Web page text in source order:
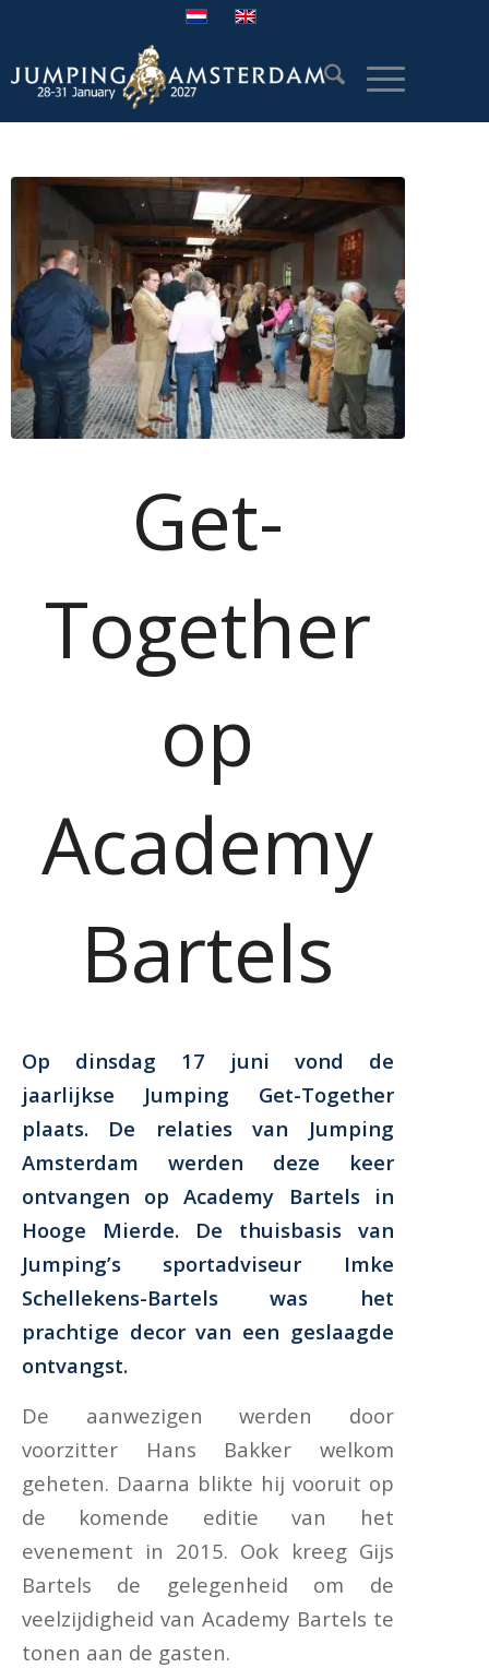
Get-
Together
op
Academy
Bartels
Op dinsdag 17 juni vond de
jaarlijkse Jumping Get-Together
plaats. De relaties van Jumping
Amsterdam werden deze keer
ontvangen op Academy Bartels in
Hooge Mierde. De thuisbasis van
Jumping’s sportadviseur Imke
Schellekens-Bartels was het
prachtige decor van een geslaagde
ontvangst.
De aanwezigen werden door
voorzitter Hans Bakker welkom
geheten. Daarna blikte hij vooruit op
de komende editie van het
evenement in 2015. Ook kreeg Gijs
Bartels de gelegenheid om de
veelzijdigheid van Academy Bartels te
tonen aan de gasten.